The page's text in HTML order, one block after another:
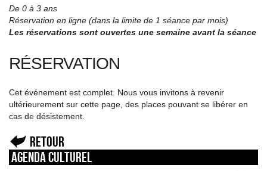
De 0 à 3 ans
Réservation en ligne (dans la limite de 1 séance par mois)
Les réservations sont ouvertes une semaine avant la séance
RÉSERVATION
Cet événement est complet. Nous vous invitons à revenir
ultérieurement sur cette page, des places pouvant se libérer en
cas de désistement.
Retour
Agenda culturel